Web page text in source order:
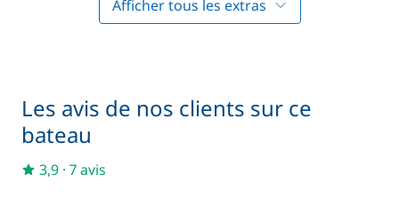
Afficher tous les extras
Les avis de nos clients sur ce
bateau
3,9 · 7 avis